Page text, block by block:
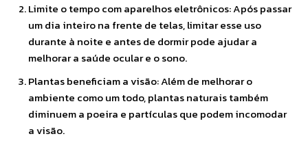
Limite o tempo com aparelhos eletrônicos: Após passar
um dia inteiro na frente de telas, limitar esse uso
durante à noite e antes de dormir pode ajudar a
melhorar a saúde ocular e o sono.
Plantas beneficiam a visão: Além de melhorar o
ambiente como um todo, plantas naturais também
diminuem a poeira e partículas que podem incomodar
a visão.